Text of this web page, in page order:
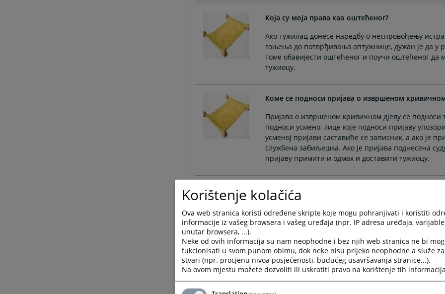
Која су моја права као оштећеног?
Ако тужилац донесе наредбу о неспровођењу
гоњења до потврђивања оптужнице, дужан је да у
томе обавијести оштећеног и поучи оштећеног
тужиоцу.
Коме се подноси пријава о извршеном кривичном
Пријава о извршеном кривичном дјелу се подноси
подноси усмено, лице које подноси пријаву
усменој пријави саставиће се записник, а ако је
службена забиљешка. Ако је пријава поднесена
пријаву примити и одмах и доставити тужиоцу.
Како су организована јавна тужилаштва у
У Републици Српској функцију тужилаштва врши
републичког јавног тужиоца, замјеник главног
републички јавни тужилац у Републичком јавном
Бањој Луци.
Функцију тужилаштва врше и главни окружни
тужиоца и окружни јавни тужилац у окружним
Korištenje kolačića
Ova web stranica koristi određene skripte koje mogu pohranjivati i koristiti
informacije iz vašeg browsera i vašeg uređaja (npr. IP adresa uređaja,
unutar browsera, ...).
Neke od ovih informacija su nam neophodne i bez njih web stranica ne bi
fukcionisati u svom punom obimu, dok neke nisu prijeko neophodne a služe
stvari (npr. procjenu nivoa posjećenosti, budućeg usavršavanja stranice...).
Na ovom mjestu možete dozvoliti ili uskratiti pravo na korištenje tih